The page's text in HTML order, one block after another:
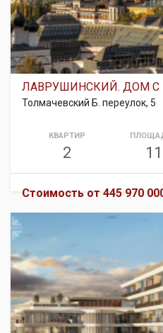
ЛАВРУШИНСКИЙ. ДОМ
Толмачевский Б. переулок, 5
КВАРТИР
2
Стоимость от 445 970